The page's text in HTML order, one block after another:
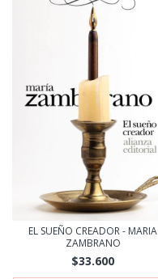
EL SUEÑO CREADOR - MARIA
ZAMBRANO
$33.600